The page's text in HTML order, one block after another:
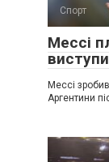
Спорт
Мессі
виступи
Мессі
Аргентини